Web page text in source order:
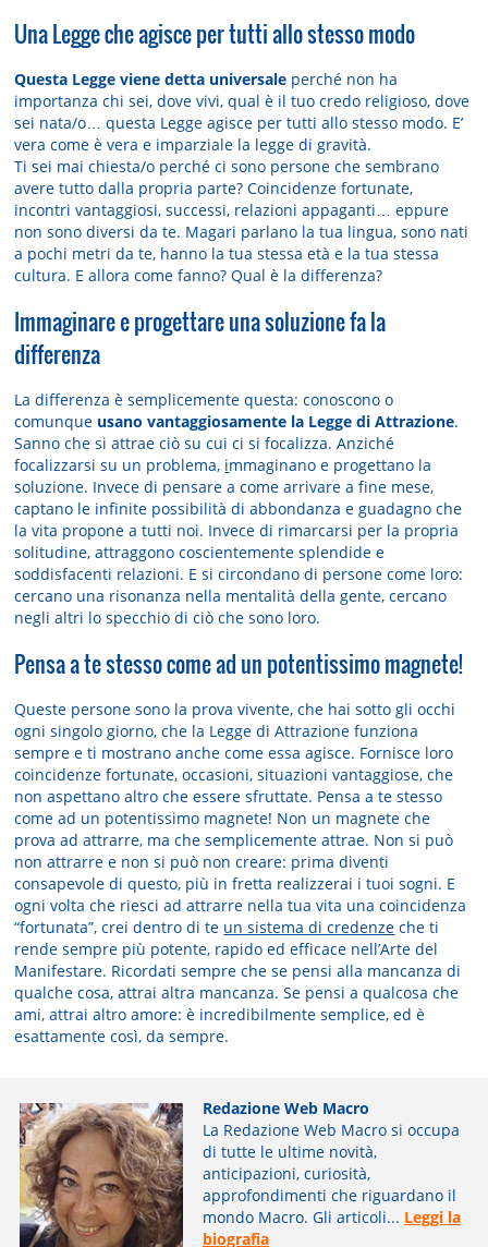
Una Legge che agisce per tutti allo stesso modo
Questa Legge viene detta universale perché non ha
importanza chi sei, dove vivi, qual è il tuo credo religioso, dove
sei nata/o… questa Legge agisce per tutti allo stesso modo. E’
vera come è vera e imparziale la legge di gravità.
Ti sei mai chiesta/o perché ci sono persone che sembrano
avere tutto dalla propria parte? Coincidenze fortunate,
incontri vantaggiosi, successi, relazioni appaganti… eppure
non sono diversi da te. Magari parlano la tua lingua, sono nati
a pochi metri da te, hanno la tua stessa età e la tua stessa
cultura. E allora come fanno? Qual è la differenza?
Immaginare e progettare una soluzione fa la
differenza
La differenza è semplicemente questa: conoscono o
comunque usano vantaggiosamente la Legge di Attrazione.
Sanno che si attrae ciò su cui ci si focalizza. Anziché
focalizzarsi su un problema, immaginano e progettano la
soluzione. Invece di pensare a come arrivare a fine mese,
captano le infinite possibilità di abbondanza e guadagno che
la vita propone a tutti noi. Invece di rimarcarsi per la propria
solitudine, attraggono coscientemente splendide e
soddisfacenti relazioni. E si circondano di persone come loro:
cercano una risonanza nella mentalità della gente, cercano
negli altri lo specchio di ciò che sono loro.
Pensa a te stesso come ad un potentissimo magnete!
Queste persone sono la prova vivente, che hai sotto gli occhi
ogni singolo giorno, che la Legge di Attrazione funziona
sempre e ti mostrano anche come essa agisce. Fornisce loro
coincidenze fortunate, occasioni, situazioni vantaggiose, che
non aspettano altro che essere sfruttate. Pensa a te stesso
come ad un potentissimo magnete! Non un magnete che
prova ad attrarre, ma che semplicemente attrae. Non si può
non attrarre e non si può non creare: prima diventi
consapevole di questo, più in fretta realizzerai i tuoi sogni. E
ogni volta che riesci ad attrarre nella tua vita una coincidenza
“fortunata”, crei dentro di te un sistema di credenze che ti
rende sempre più potente, rapido ed efficace nell’Arte del
Manifestare. Ricordati sempre che se pensi alla mancanza di
qualche cosa, attrai altra mancanza. Se pensi a qualcosa che
ami, attrai altro amore: è incredibilmente semplice, ed è
esattamente così, da sempre.
Redazione Web Macro
La Redazione Web Macro si occupa
di tutte le ultime novità,
anticipazioni, curiosità,
approfondimenti che riguardano il
mondo Macro. Gli articoli... Leggi la
biografia